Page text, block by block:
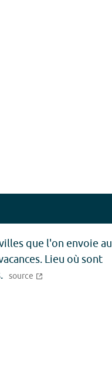
que l'on envoie au
Lieu où sont
source